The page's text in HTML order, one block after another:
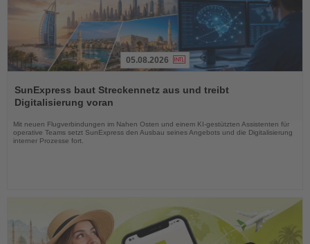
Sie
die
Nachrichten
05.08.2026
SunExpress baut Streckennetz aus und treibt
Digitalisierung voran
Mit neuen Flugverbindungen im Nahen Osten und einem KI-gestützten Assistenten für
operative Teams setzt SunExpress den Ausbau seines Angebots und die Digitalisierung
interner Prozesse fort.